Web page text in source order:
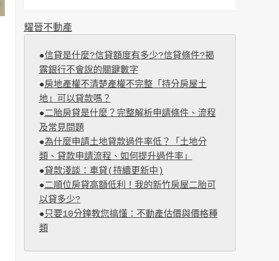
耀晉不動產
●信貸是什麼?信貸額度有多少?信貸條件?揭
露銀行不會說的關鍵數字
●房地產權不清楚產權不完整「持分房屋土
地」可以貸款嗎？
●二胎房貸是什麼？完整解析申請條件、流程
及常見問題
●為什麼申請土地貸款過件率低？「土地分
類、貸款申請流程、如何提升過件率」
●貸款淺談：車貸(持續更新中)
●二順位房貸高額低利！我的新竹房屋二胎可
以貸多少?
●只要10分鐘教您搞懂：不動產估價與價格種
類